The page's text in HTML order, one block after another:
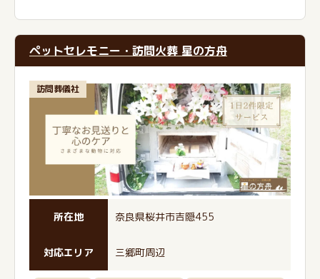
ペットセレモニー・訪問火葬 星の方舟
訪問葬儀社
所在地 奈良県桜井市吉隠455
対応エリア 三郷町周辺